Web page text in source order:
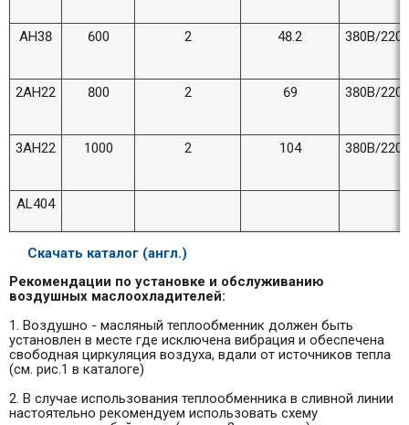
AH38 600 2 48.2 380В/
2AH22 800 2 69 380В/
3AH22 1000 2 104 380В/
AL404
Скачать каталог (англ.)
Рекомендации по установке и обслуживанию
воздушных маслоохладителей:
1. Воздушно - масляный теплообменник должен быть
установлен в месте где исключена вибрация и обеспечена
свободная циркуляция воздуха, вдали от источников тепла
(см. рис.1 в каталоге)
2. В случае использования теплообменника в сливной линии
настоятельно рекомендуем использовать схему